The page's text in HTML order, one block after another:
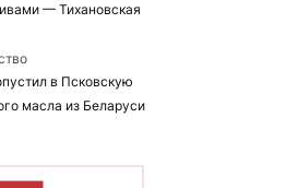
— Тихановская
в Псковскую
масла из Беларуси